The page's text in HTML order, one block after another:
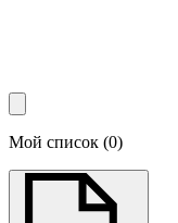
Мой список (0)